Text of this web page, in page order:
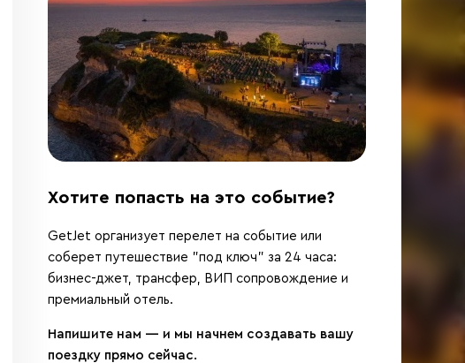
Хотите попасть на это событие?
GetJet организует перелет на событие или
соберет путешествие "под ключ" за 24 часа:
бизнес-джет, трансфер, ВИП сопровождение и
премиальный отель.
Напишите нам — и мы начнем создавать вашу
поездку прямо сейчас.